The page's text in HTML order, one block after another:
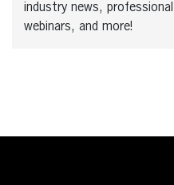
industry news,
webinars, and more!